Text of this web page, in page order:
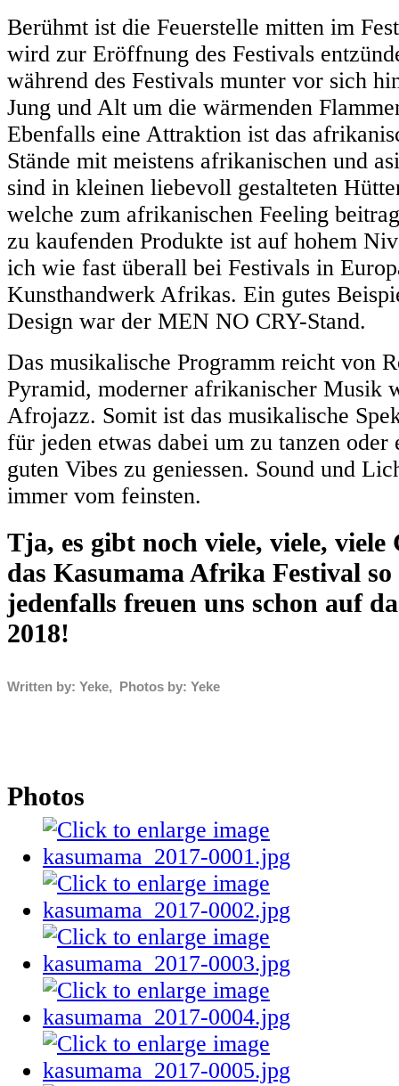
Berühmt ist die Feuerstelle mitten im
wird zur Eröffnung des Festivals
während des Festivals munter vor sich
Jung und Alt um die wärmenden
Ebenfalls eine Attraktion ist das
Stände mit meistens afrikanischen und
sind in kleinen liebevoll gestalteten
welche zum afrikanischen Feeling
zu kaufenden Produkte ist auf hohem
ich wie fast überall bei Festivals in
Kunsthandwerk Afrikas. Ein gutes
Design war der MEN NO CRY-Stand.
Das musikalische Programm reicht von
Pyramid, moderner afrikanischer Musik
Afrojazz. Somit ist das musikalische
für jeden etwas dabei um zu tanzen oder
guten Vibes zu geniessen. Sound und
immer vom feinsten.
Tja, es gibt noch viele, viele,
das Kasumama Afrika Festival
jedenfalls freuen uns schon auf
2018!
Written by: Yeke, Photos by: Yeke
Photos